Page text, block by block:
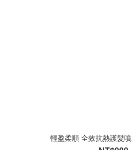
輕盈柔順 全效抗熱護髮噴